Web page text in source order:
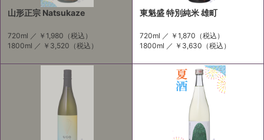
山形正宗 Natsukaze
720ml ／ ￥1,980 （税込）
1800ml ／ ￥3,520 （税込）
東魁盛 特別純米 雄町
720ml ／ ￥1,870 （税込）
1800ml ／ ￥3,630 （税込）